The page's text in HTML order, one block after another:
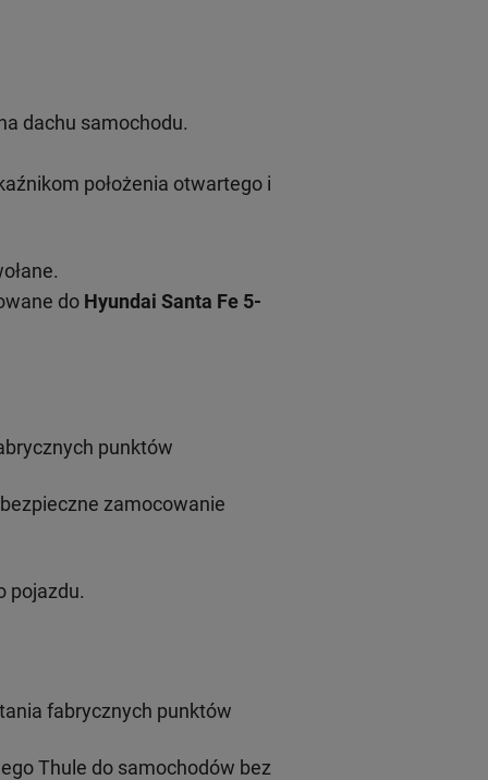
dachu samochodu.
położenia otwartego i
doHyundai Santa Fe 5-
punktów
zamocowanie
pojazdu.
fabrycznych punktów
Thule do samochodów bez